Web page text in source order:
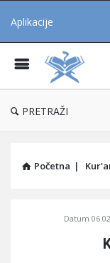
Aplikacije
PRETRAŽI
Početna |
Datum